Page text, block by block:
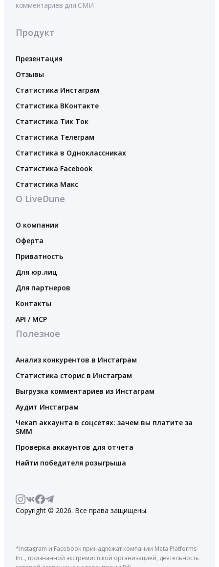
комментариев для СМИ
Продукт
Презентация
Отзывы
Статистика Инстаграм
Статистика ВКонтакте
Статистика Тик Ток
Статистика Телеграм
Статистика в Одноклассниках
Статистика Facebook
Статистика Макс
О LiveDune
О компании
Оферта
Приватность
Для юр.лиц
Для партнеров
Контакты
API / MCP
Полезное
Анализ конкурентов в Инстаграм
Статистика сторис в Инстаграм
Выгрузка комментариев из Инстаграм
Аудит Инстаграм
Чекап аккаунта в соцсетях: зачем вы платите за
SMM
Проверка аккаунтов для отчета
Найти победителя розыгрыша
Copyright © 2026. Все права защищены.
*Instagram и Facebook принадлежат компании Meta Platforms
Inc., признанной экстремистской организацией, деятельность